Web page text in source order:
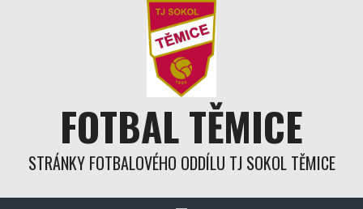
FOTBAL TĚMICE
STRÁNKY FOTBALOVÉHO ODDÍLU TJ SOKOL TĚMICE